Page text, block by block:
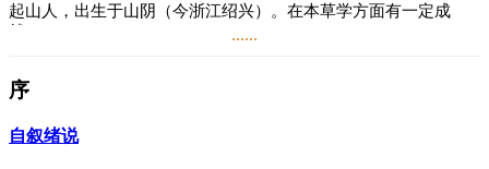
起山人，出生于山阴（今浙江绍兴）。在本草学方面有一定成
......
序
自叙绪说